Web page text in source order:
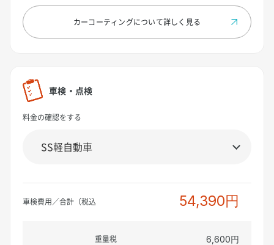
カーコーティングについて詳しく見る
車検・点検
料金の確認をする
車検費用／合計（税込 54,390円
重量税 6,600円